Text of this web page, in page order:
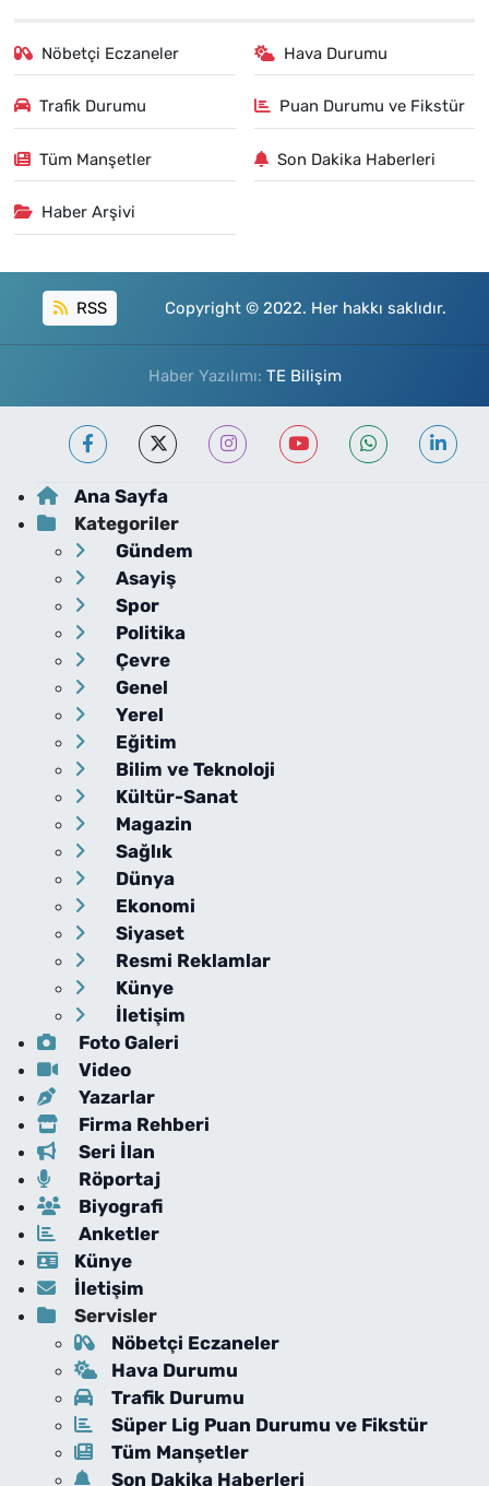
Nöbetçi Eczaneler Hava Durumu
Trafik Durumu Puan Durumu ve Fikstür
Tüm Manşetler Son Dakika Haberleri
Haber Arşivi
RSS Copyright © 2022. Her hakkı saklıdır.
Haber Yazılımı: TE Bilişim
Ana Sayfa
Kategoriler
Gündem
Asayiş
Spor
Politika
Çevre
Genel
Yerel
Eğitim
Bilim ve Teknoloji
Kültür-Sanat
Magazin
Sağlık
Dünya
Ekonomi
Siyaset
Resmi Reklamlar
Künye
İletişim
Foto Galeri
Video
Yazarlar
Firma Rehberi
Seri İlan
Röportaj
Biyografi
Anketler
Künye
İletişim
Servisler
Nöbetçi Eczaneler
Hava Durumu
Trafik Durumu
Süper Lig Puan Durumu ve Fikstür
Tüm Manşetler
Son Dakika Haberleri